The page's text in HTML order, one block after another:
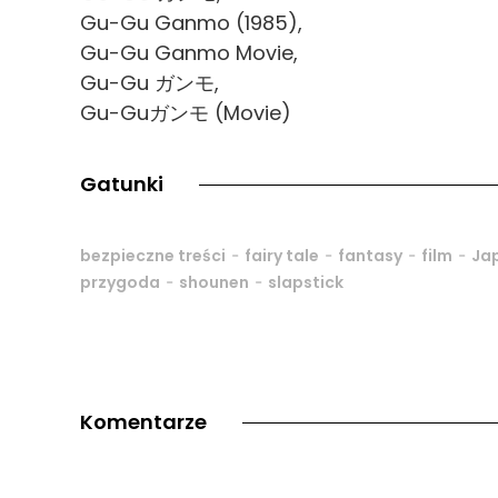
Gu-Gu Ganmo (1985),
Gu-Gu Ganmo Movie,
Gu-Gu ガンモ,
Gu-Guガンモ (Movie)
Gatunki
bezpieczne treści - fairy tale - fantasy - film -
przygoda - shounen - slapstick
Komentarze